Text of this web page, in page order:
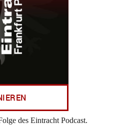
des Eintracht Podcast.